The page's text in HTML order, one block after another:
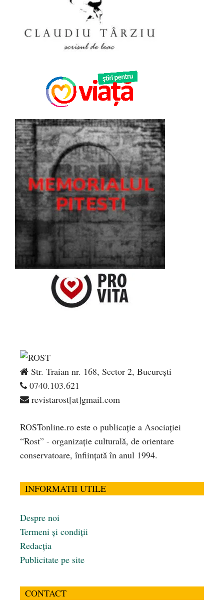
Str. Traian nr. 168, Sector 2, București
0740.103.621
revistarost[at]gmail.com
ROSTonline.ro este o publicaţie a Asociaţiei
“Rost” - organizaţie culturală, de orientare
conservatoare, înfiinţată în anul 1994.
INFORMATII UTILE
Despre noi
Termeni și condiții
Redacția
Publicitate pe site
CONTACT